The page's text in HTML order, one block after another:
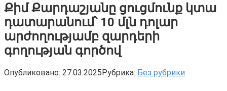
Քիմ Քարդաշյանը ցուցմունք կտա
դատարանում՝ 10 մլն դոլար
արժողությամբ զարդերի
գողության գործով
Опубликовано: 27.03.2025Рубрика: Без рубрики